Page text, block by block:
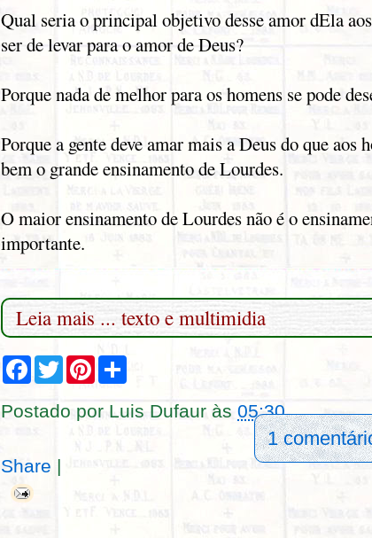
Qual seria o principal objetivo desse amor dEla
ser de levar para o amor de Deus?
Porque nada de melhor para os homens se pode
Porque a gente deve amar mais a Deus do que aos
bem o grande ensinamento de Lourdes.
O maior ensinamento de Lourdes não é o
importante.
Leia mais ... texto e multimidia
F
a
c
e
b
k
T
w
i
t
t
P
i
n
t
e
r
e
Postado por Luis Dufaur às05:30
1
Share |